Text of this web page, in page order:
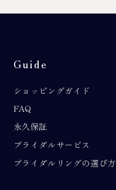
Guide
ショッピングガイド
FAQ
永久保証
ブライダルサービス
ブライダルリングの選び方